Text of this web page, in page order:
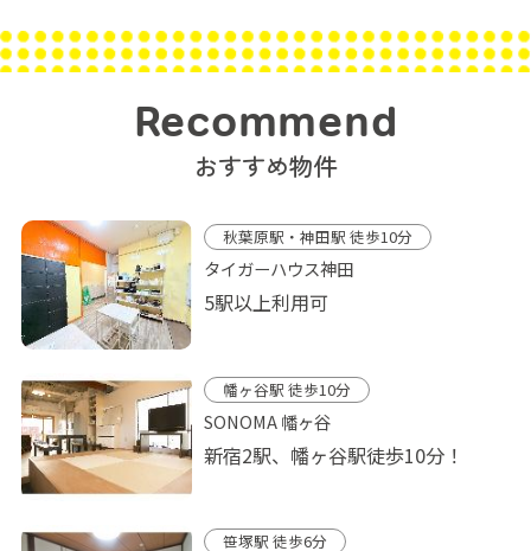
Recommend
おすすめ物件
秋葉原駅・神田駅 徒歩10分
タイガーハウス神田
5駅以上利用可
幡ヶ谷駅 徒歩10分
SONOMA 幡ヶ谷
新宿2駅、幡ヶ谷駅徒歩10分！
笹塚駅 徒歩6分